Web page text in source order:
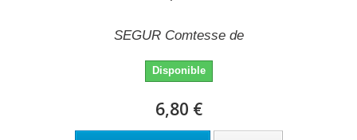
SEGUR Comtesse de
Disponible
6,80 €